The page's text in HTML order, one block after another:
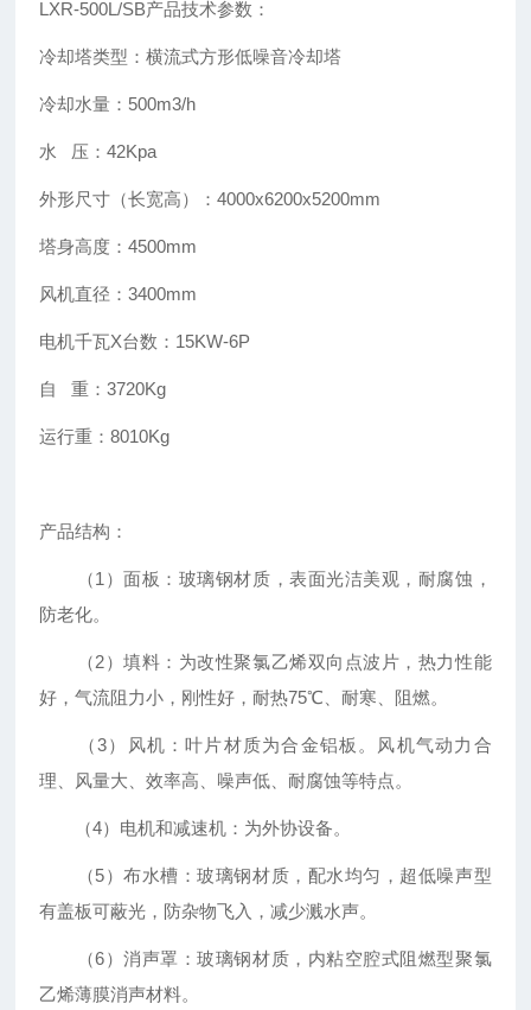
LXR-500L/SB产品技术参数：
冷却塔类型：横流式方形低噪音冷却塔
冷却水量：500m3/h
水 压：42Kpa
外形尺寸（长宽高）：4000x6200x5200mm
塔身高度：4500mm
风机直径：3400mm
电机千瓦X台数：15KW-6P
自 重：3720Kg
运行重：8010Kg
产品结构：
（1）面板：玻璃钢材质，表面光洁美观，耐腐蚀，
防老化。
（2）填料：为改性聚氯乙烯双向点波片，热力性能
好，气流阻力小，刚性好，耐热75℃、耐寒、阻燃。
（3）风机：叶片材质为合金铝板。风机气动力合
理、风量大、效率高、噪声低、耐腐蚀等特点。
（4）电机和减速机：为外协设备。
（5）布水槽：玻璃钢材质，配水均匀，超低噪声型
有盖板可蔽光，防杂物飞入，减少溅水声。
（6）消声罩：玻璃钢材质，内粘空腔式阻燃型聚氯
乙烯薄膜消声材料。